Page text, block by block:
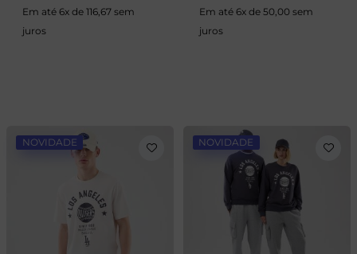
Em até 6x de 116,67 sem
juros
Em até 6x de 50,00 sem
juros
NOVIDADE NOVIDADE